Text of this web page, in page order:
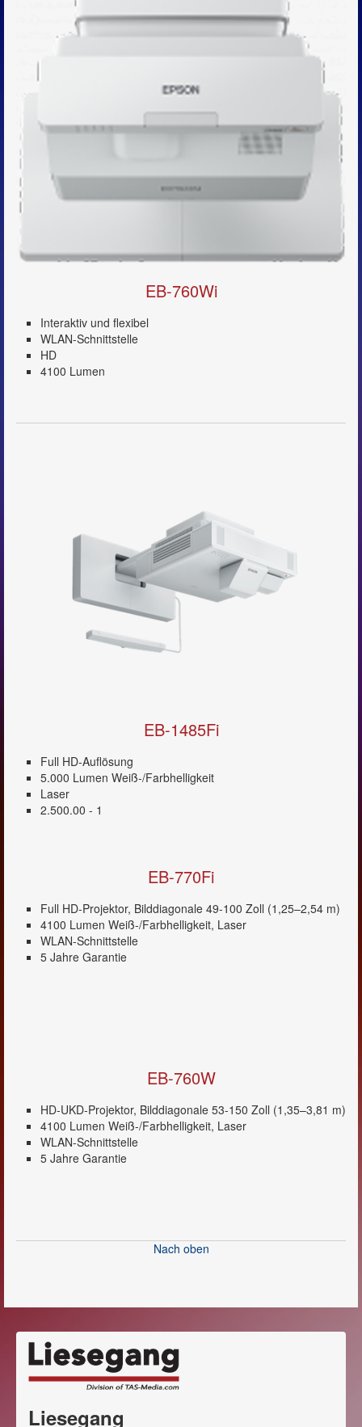
EB-760Wi
Interaktiv und flexibel
WLAN-Schnittstelle
HD
4100 Lumen
EB-1485Fi
Full HD-Auflösung
5.000 Lumen Weiß-/Farbhelligkeit
Laser
2.500.00 - 1
EB-770Fi
Full HD-Projektor, Bilddiagonale 49-100 Zoll (1,25–2,54 m)
4100 Lumen Weiß-/Farbhelligkeit, Laser
WLAN-Schnittstelle
5 Jahre Garantie
EB-760W
HD-UKD-Projektor, Bilddiagonale 53-150 Zoll (1,35–3,81 m)
4100 Lumen Weiß-/Farbhelligkeit, Laser
WLAN-Schnittstelle
5 Jahre Garantie
Nach oben
Liesegang